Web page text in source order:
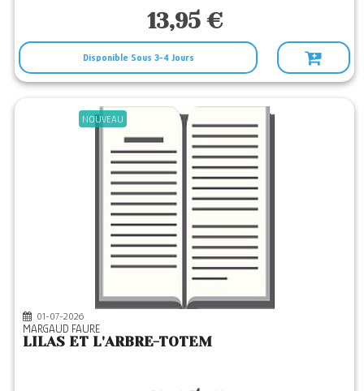
13,95 €
Disponible Sous 3-4 Jours
NOUVEAU
01-07-2026
MARGAUD FAURE
LILAS ET L'ARBRE-TOTEM